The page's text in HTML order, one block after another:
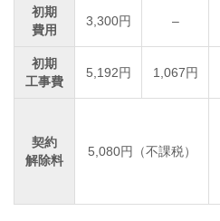
初期
費用
3,300円 –
初期
工事費
5,192円 1,067円
契約
解除料
5,080円（不課税）